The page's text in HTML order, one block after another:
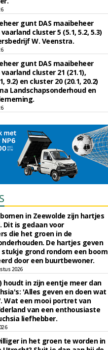
gunt DAS maaibeheer
cluster 5 (5.1, 5.2, 5.3)
W. Veenstra.
gunt DAS maaibeheer
cluster 21 (21.1),
9.2) en cluster 20 (20.1, 20.2)
Landschapsonderhoud en
bomen in Zeewolde zijn hartjes
Dit is gedaan voor
die het groen in de
De hartjes geven
grond rondom een boom
door een buurtbewoner.
2026
houdt in zijn eentje meer dan
'Alles geven en doen wat
Wat een mooi portret van
van een enthousiaste
liefhebber.
in het groen te worden in